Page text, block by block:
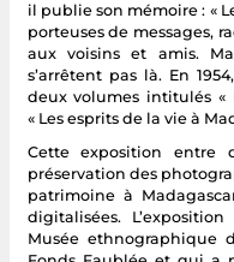
il publie son mémoire : «
porteuses de messages,
aux voisins et amis.
s’arrêtent pas là. En
deux volumes intitulés «
« Les esprits de la vie à
Cette exposition
préservation des
patrimoine à
digitalisées.
Musée ethnographique